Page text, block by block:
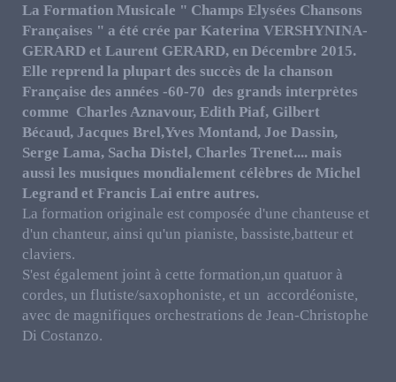
La Formation Musicale " Champs Elysées Chansons
Françaises " a été crée par Katerina VERSHYNINA-
GERARD et Laurent GERARD, en Décembre 2015.
Elle reprend la plupart des succès de la chanson
Française des années -60-70 des grands interprètes
comme Charles Aznavour, Edith Piaf, Gilbert
Bécaud, Jacques Brel,Yves Montand, Joe Dassin,
Serge Lama, Sacha Distel, Charles Trenet.... mais
aussi les musiques mondialement célèbres de Michel
Legrand et Francis Lai entre autres.
La formation originale est composée d'une chanteuse et
d'un chanteur, ainsi qu'un pianiste, bassiste,batteur et
claviers.
S'est également joint à cette formation,un quatuor à
cordes, un flutiste/saxophoniste, et un accordéoniste,
avec de magnifiques orchestrations de Jean-Christophe
Di Costanzo.